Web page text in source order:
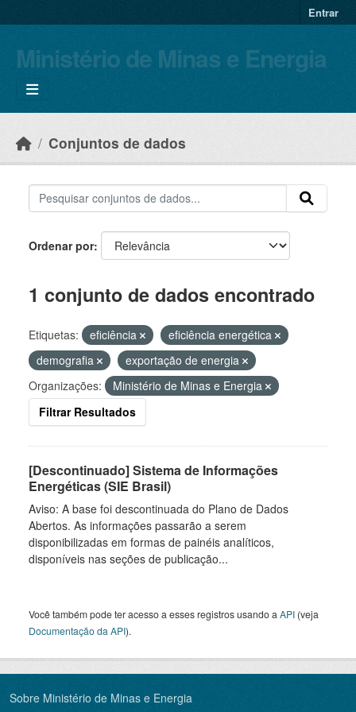
Entrar
Ministério de Minas e Energia
Conjuntos de dados
Ordenar por
1 conjunto de dados encontrado
Etiquetas: eficiência
eficiência energética
demografia
exportação de energia
Organizações:
Ministério de Minas e Energia
Filtrar Resultados
[Descontinuado] Sistema de Informações
Energéticas (SIE Brasil)
Aviso: A base foi descontinuada do Plano de Dados
Abertos. As informações passarão a serem
disponibilizadas em formas de painéis analíticos,
disponíveis nas seções de publicação...
Você também pode ter acesso a esses registros usando a API (veja
Documentação da API).
Sobre Ministério de Minas e Energia